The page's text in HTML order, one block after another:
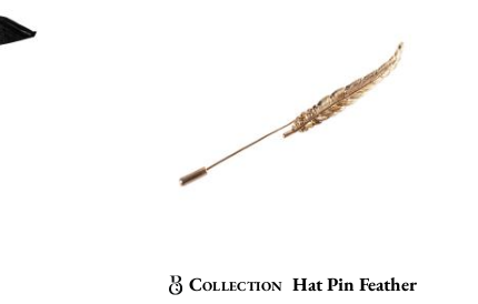
Collection Hat Pin Feather